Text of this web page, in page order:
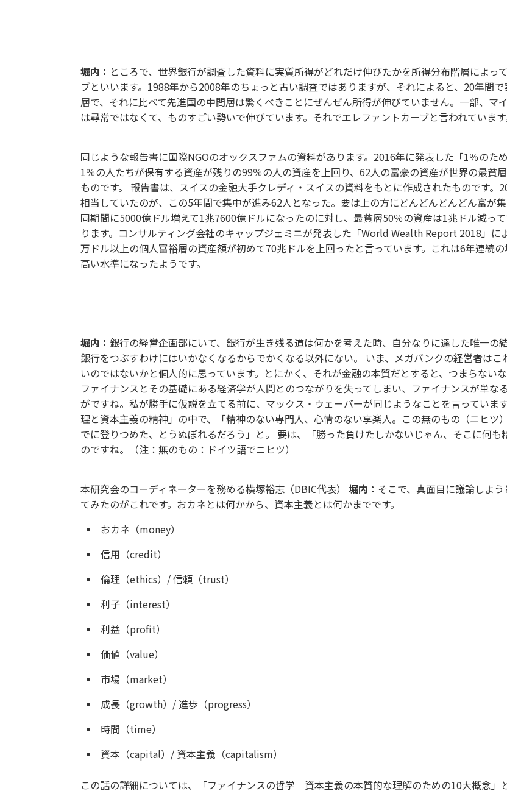
堀内： ところで、世界銀行が調査した資料に実質所得がどれだけ伸びたかを所得分布階層によっ
ブといいます。1988年から2008年のちょっと古い調査ではありますが、それによると、20年間
層で、それに比べて先進国の中間層は驚くべきことにぜんぜん所得が伸びていません。一部、マ
は尋常ではなくて、ものすごい勢いで伸びています。それでエレファントカーブと言われています
同じような報告書に国際NGOのオックスファムの資料があります。2016年に発表した「1％のた
1％の人たちが保有する資産が残りの99％の人の資産を上回り、62人の富豪の資産が世界の最貧
ものです。 報告書は、スイスの金融大手クレディ・スイスの資料をもとに作成されたものです
相当していたのが、この5年間で集中が進み62人となった。要は上の方にどんどんどんどん富が
同期間に5000億ドル増えて1兆7600億ドルになったのに対し、最貧層50％の資産は1兆ドル減っ
ります。コンサルティング会社のキャップジェミニが発表した「World Wealth Report 2018」
万ドル以上の個人富裕層の資産額が初めて70兆ドルを上回ったと言っています。これは6年連続
高い水準になったようです。
堀内： 銀行の経営企画部にいて、銀行が生き残る道は何かを考えた時、自分なりに達した唯一
銀行をつぶすわけにはいかなくなるからでかくなる以外にない。 いま、メガバンクの経営者は
いのではないかと個人的に思っています。とにかく、それが金融の本質だとすると、つまらない
ファイナンスとその基礎にある経済学が人間とのつながりを失ってしまい、ファイナンスが単な
がですね。私が勝手に仮説を立てる前に、マックス・ウェーバーが同じようなことを言っていま
理と資本主義の精神」の中で、「精神のない専門人、心情のない享楽人。この無のもの（ニヒ
でに登りつめた、とうぬぼれるだろう」と。 要は、「勝った負けたしかないじゃん、そこに何
のですね。（注：無のもの：ドイツ語でニヒツ）
本研究会のコーディネーターを務める横塚裕志（DBIC代表） 堀内： そこで、真面目に議論しよ
てみたのがこれです。おカネとは何かから、資本主義とは何かまでです。
おカネ（money）
信用（credit）
倫理（ethics）/ 信頼（trust）
利子（interest）
利益（profit）
価値（value）
市場（market）
成長（growth）/ 進歩（progress）
時間（time）
資本（capital）/ 資本主義（capitalism）
この話の詳細については、「ファイナンスの哲学 資本主義の本質的な理解のための10大概念」